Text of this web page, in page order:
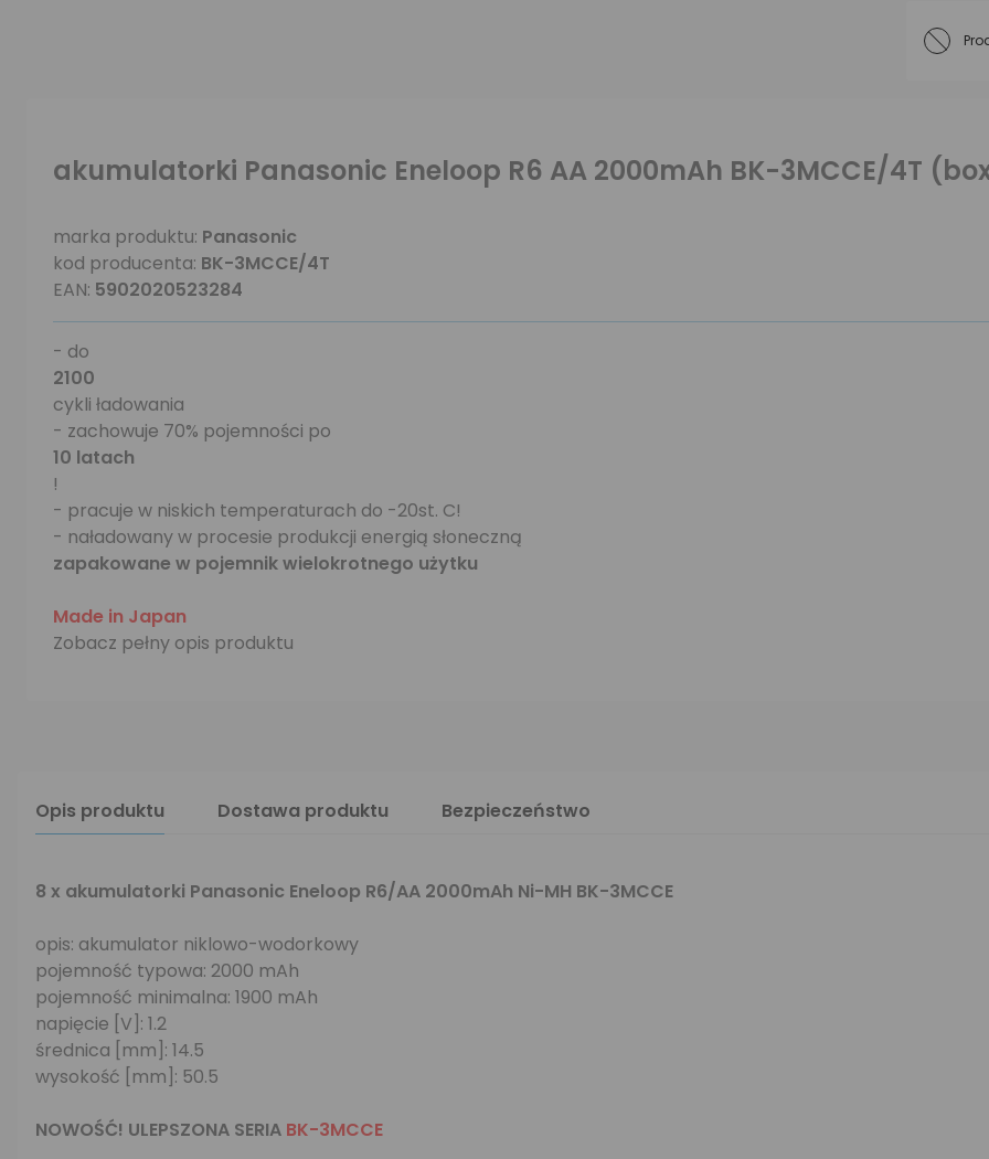
akumulatorki Panasonic Eneloop R6 AA 2000mAh BK-3MCCE/4T
marka produktu: Panasonic
kod producenta: BK-3MCCE/4T
EAN: 5902020523284
- do
2100
cykli ładowania
- zachowuje 70% pojemności po
10 latach
!
- pracuje w niskich temperaturach do -20st. C!
- naładowany w procesie produkcji energią słoneczną
zapakowane w pojemnik wielokrotnego użytku
Made in Japan
Zobacz pełny opis produktu
Opis produktu Dostawa produktu Bezpieczeństwo
8 x akumulatorki Panasonic Eneloop R6/AA 2000mAh Ni-MH BK-3MCCE
opis: akumulator niklowo-wodorkowy
pojemność typowa: 2000 mAh
pojemność minimalna: 1900 mAh
napięcie [V]: 1.2
średnica [mm]: 14.5
wysokość [mm]: 50.5
NOWOŚĆ! ULEPSZONA SERIA BK-3MCCE